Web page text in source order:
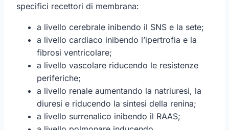
specifici recettori di membrana:
a livello cerebrale inibendo il SNS e la sete;
a livello cardiaco inibendo l’ipertrofia e la
fibrosi ventricolare;
a livello vascolare riducendo le resistenze
periferiche;
a livello renale aumentando la natriuresi, la
diuresi e riducendo la sintesi della renina;
a livello surrenalico inibendo il RAAS;